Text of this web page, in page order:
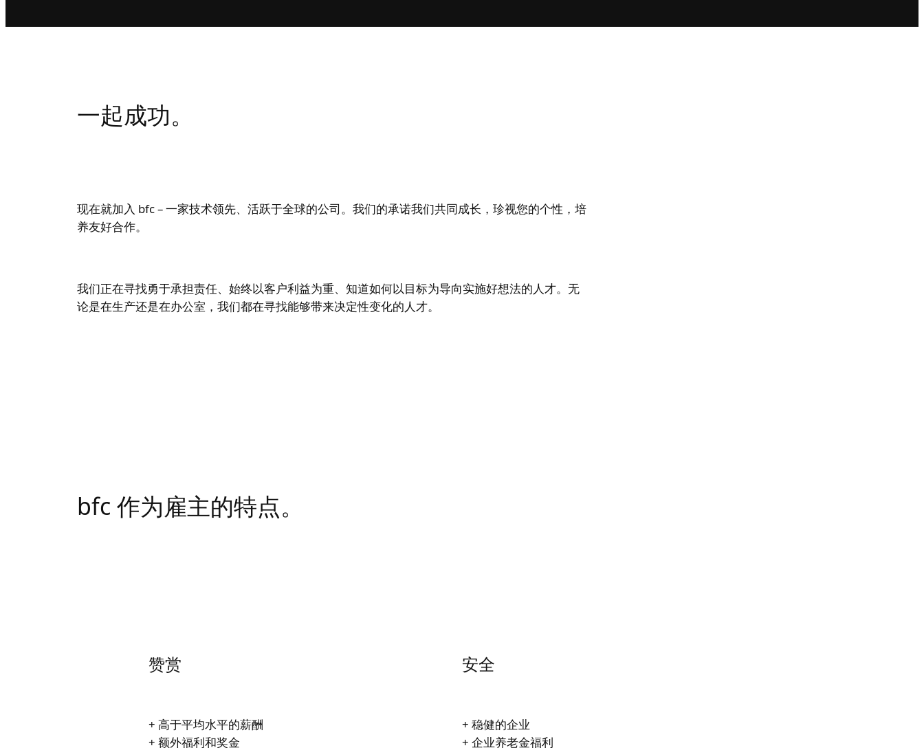
一起成功。
现在就加入 bfc – 一家技术领先、活跃于全球的公司。我们的承诺我们共同成长，珍视您的个性，培
养友好合作。
我们正在寻找勇于承担责任、始终以客户利益为重、知道如何以目标为导向实施好想法的人才。无
论是在生产还是在办公室，我们都在寻找能够带来决定性变化的人才。
bfc 作为雇主的特点。
赞赏
+ 高于平均水平的薪酬
+ 额外福利和奖金
安全
+ 稳健的企业
+ 企业养老金福利